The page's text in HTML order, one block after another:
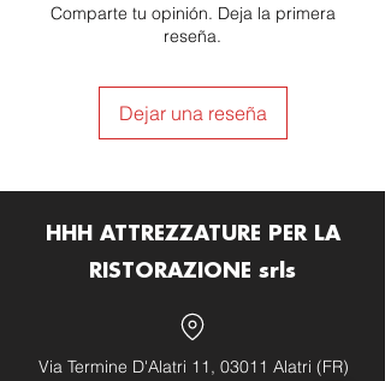
Comparte tu opinión. Deja la primera
reseña.
Dejar una reseña
HHH ATTREZZATURE PER LA
RISTORAZIONE srls
Via Termine D'Alatri 11, 03011 Alatri (FR)